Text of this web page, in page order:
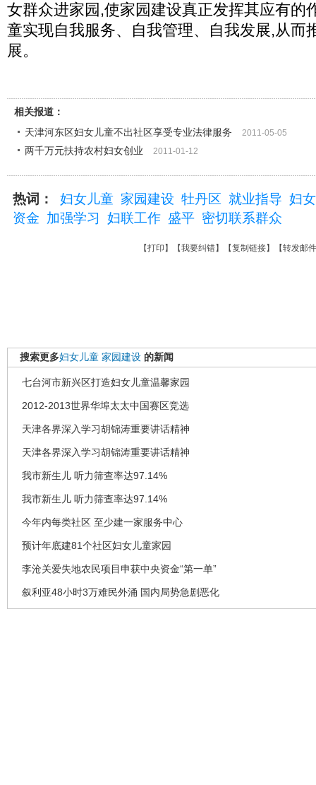
女群众进家园,使家园建设真正发挥其应有的
童实现自我服务、自我管理、自我发展,从而
展。
相关报道：
天津河东区妇女儿童不出社区享受专业法律服务
2011-05-05
两千万元扶持农村妇女创业 2011-01-12
热词： 妇女儿童 家园建设 牡丹区 就业指导 妇
资金 加强学习 妇联工作 盛平 密切联系群众
【打印 】【我要纠错】【复制链接】【转发邮件
搜索更多妇女儿童 家园建设 的新闻
七台河市新兴区打造妇女儿童温馨家园
2012-2013世界华埠太太中国赛区竞选
天津各界深入学习胡锦涛重要讲话精神
天津各界深入学习胡锦涛重要讲话精神
我市新生儿 听力筛查率达97.14%
我市新生儿 听力筛查率达97.14%
今年内每类社区 至少建一家服务中心
预计年底建81个社区妇女儿童家园
李沧关爱失地农民项目申获中央资金“第一单”
叙利亚48小时3万难民外涌 国内局势急剧恶化